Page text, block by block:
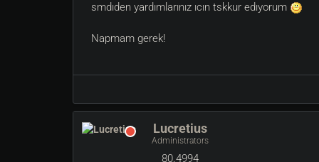
smdıden yardımlarınız ıcın tskkur edıyorum
Napmam gerek!
Lucretius
Administrators
80.4994